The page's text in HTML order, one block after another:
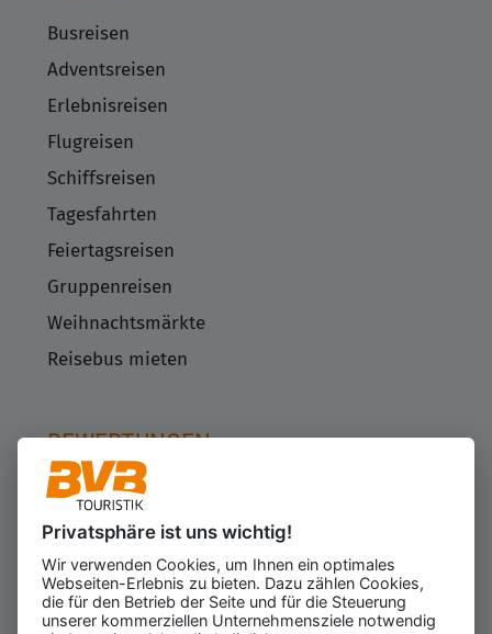
Busreisen
Adventsreisen
Erlebnisreisen
Flugreisen
Schiffsreisen
Tagesfahrten
Feiertagsreisen
Gruppenreisen
Weihnachtsmärkte
Reisebus mieten
BEWERTUNGEN
623
für den Veranstalter
Gesamtbewertung
4.43von 5.00
Privatsphäre ist uns wichtig!
Wir verwenden Cookies, um Ihnen ein optimales
Webseiten-Erlebnis zu bieten. Dazu zählen Cookies,
die für den Betrieb der Seite und für die Steuerung
unserer kommerziellen Unternehmensziele notwendig